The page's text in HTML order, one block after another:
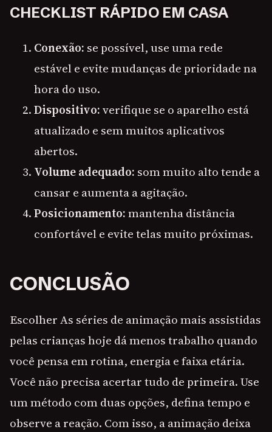
CHECKLIST RÁPIDO EM CASA
Conexão: se possível, use uma rede
estável e evite mudanças de prioridade na
hora do uso.
Dispositivo:verifique se o aparelho está
atualizado e sem muitos aplicativos
abertos.
Volume adequado: som muito alto tende a
cansar e aumenta a agitação.
Posicionamento:mantenha distância
confortável e evite telas muito próximas.
CONCLUSÃO
Escolher As séries de animação mais assistidas
pelas crianças hoje dá menos trabalho quando
você pensa em rotina, energia e faixa etária.
Você não precisa acertar tudo de primeira. Use
um método com duas opções, defina tempo e
observe a reação. Com isso, a animação deixa